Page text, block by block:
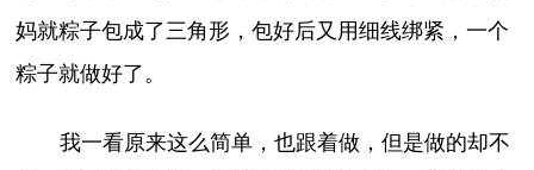
妈就粽子包成了三角形，包好后又用细线绑紧，一个
粽子就做好了。
我一看原来这么简单，也跟着做，但是做的却不